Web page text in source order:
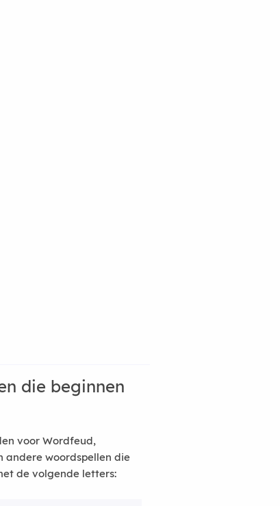
die beginnen
voor Wordfeud,
andere woordspellen die
de volgende letters: